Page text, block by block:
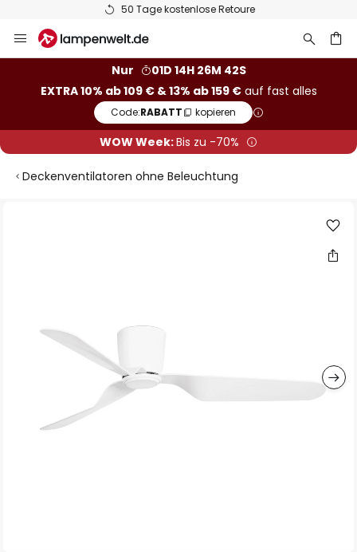
50 Tage kostenlose Retoure
Inhalt
Nur
01D 14H 26M 42S
EXTRA 10% ab 109 € & 13% ab 159 €auf fast alles
Code:RABATT kopieren
WOW Week:Bis zu -70%
Deckenventilatoren ohne Beleuchtung